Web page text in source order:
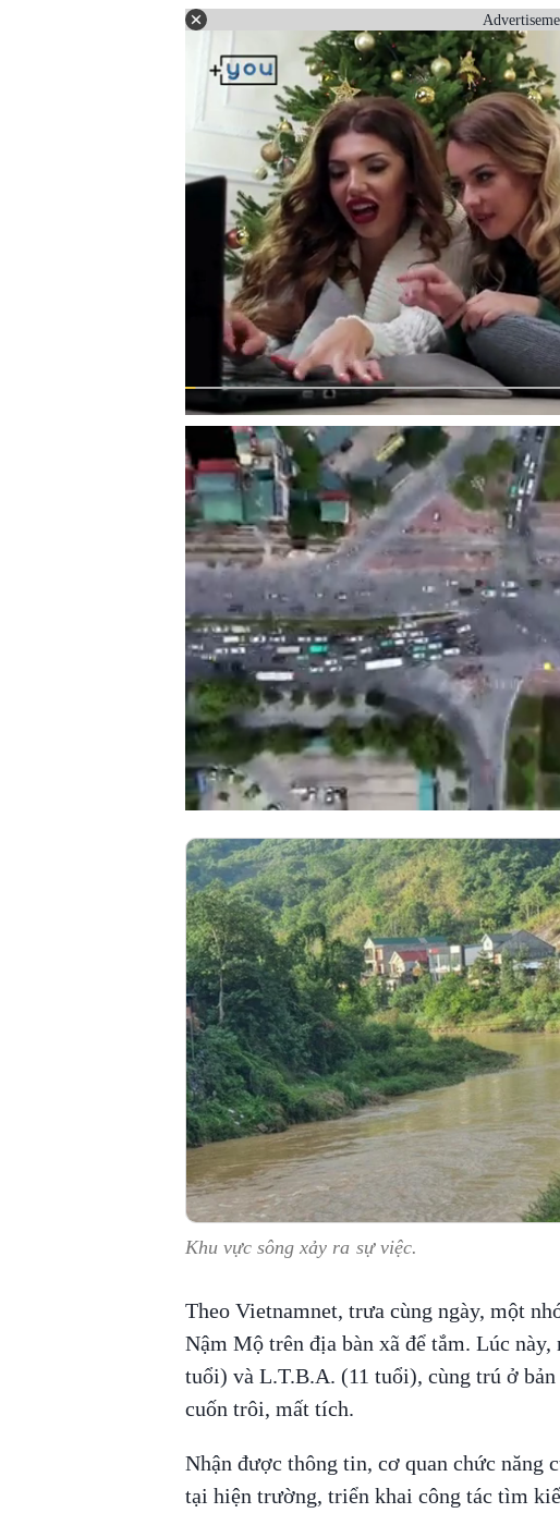
Khu vực sông xảy ra sự việc.
Theo Vietnamnet, trưa cùng ngày, một
Nậm Mộ trên địa bàn xã để tắm. Lúc
tuổi) và L.T.B.A. (11 tuổi), cùng trú ở
cuốn trôi, mất tích.
Nhận được thông tin, cơ quan chức năng
tại hiện trường, triển khai công tác tìm